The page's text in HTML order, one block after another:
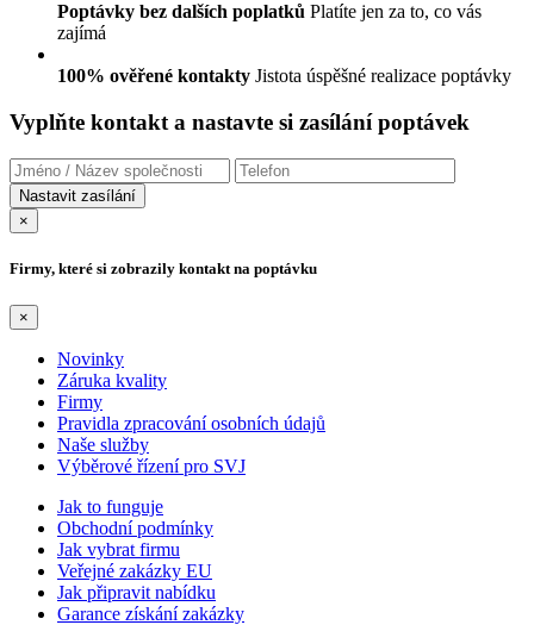
Poptávky bez dalších poplatků Platíte jen za to, co vás
zajímá
100% ověřené kontakty Jistota úspěšné realizace poptávky
Vyplňte kontakt a nastavte si zasílání poptávek
×
Firmy, které si zobrazily kontakt na poptávku
×
Novinky
Záruka kvality
Firmy
Pravidla zpracování osobních údajů
Naše služby
Výběrové řízení pro SVJ
Jak to funguje
Obchodní podmínky
Jak vybrat firmu
Veřejné zakázky EU
Jak připravit nabídku
Garance získání zakázky